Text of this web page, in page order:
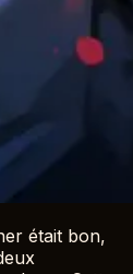
était bon,